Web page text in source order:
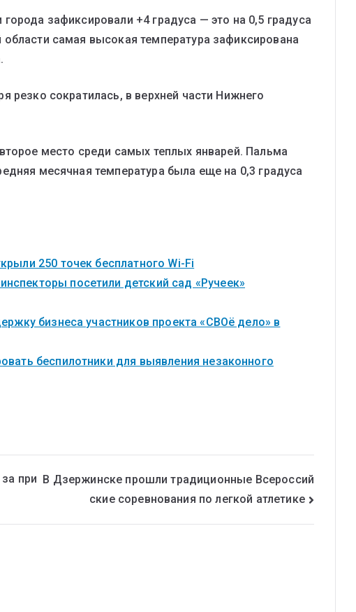
зафиксировали +4 градуса — это на 0,5 градуса
самая высокая температура зафиксирована
резко сократилась, в верхней части Нижнего
место среди самых теплых январей. Пальма
месячная температура была еще на 0,3 градуса
250 точек бесплатного Wi-Fi
посетили детский сад «Ручеек»
бизнеса участников проекта «СВОё дело» в
беспилотники для выявления незаконного
при В Дзержинске прошли традиционные Всероссий
ские соревнования по легкой атлетике